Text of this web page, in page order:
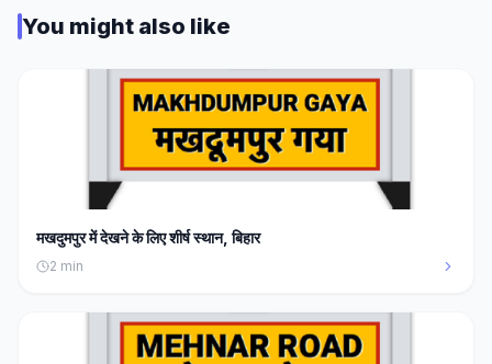
You might also like
मखदुमपुर में देखने के लिए शीर्ष स्थान, बिहार
2 min